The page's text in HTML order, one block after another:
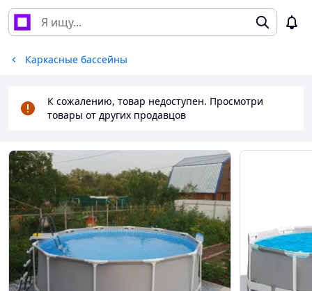
Каркасные бассейны
К сожалению, товар недоступен. Просмотри
товары от других продавцов